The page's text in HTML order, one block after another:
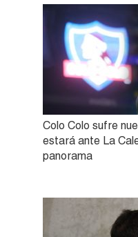
Colo Colo sufre
estará ante La
panorama